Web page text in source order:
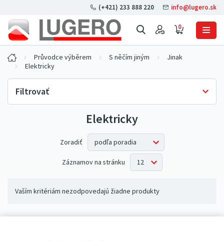
0
(+421) 233 888 220 info@lugero.sk
Průvodce výběrem S něčím jiným
Jinak
Elektricky
Filtrovať
Elektricky
Zoradiť
Záznamov na stránku
Vaším kritériám nezodpovedajú žiadne produkty